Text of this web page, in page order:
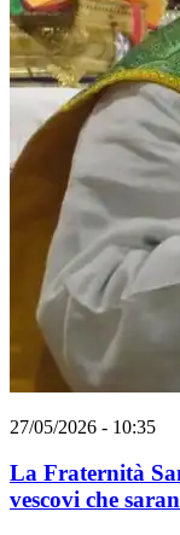
27/05/2026 - 10:35
La Fraternità
vescovi che